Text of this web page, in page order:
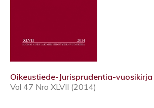
Oikeustiede-Jurisprudentia-vuosikirja
Vol 47 Nro XLVII (2014)